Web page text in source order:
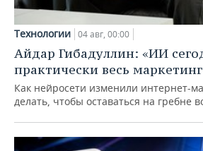
Технологии 04 авг, 00:00
Айдар Гибадуллин: «ИИ
практически весь
Как нейросети изменили интернет-
делать, чтобы оставаться на гребне